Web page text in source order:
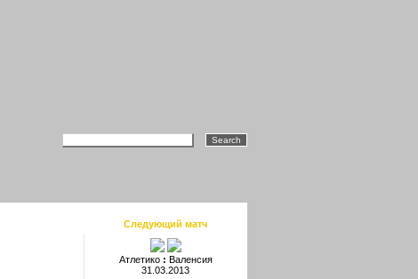
Следующий матч
Атлетико: Валенсия
31.03.2013